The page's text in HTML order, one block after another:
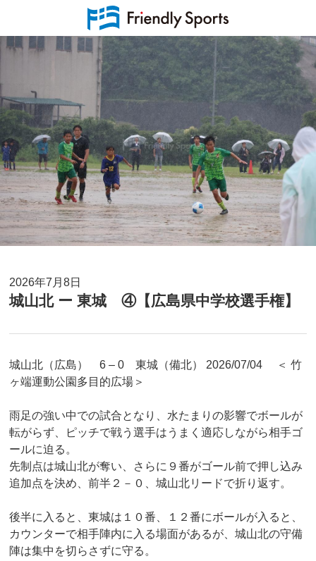
2026年7月8日
城山北 ー 東城 ④【広島県中学校選手権】
城山北（広島） 6 – 0 東城（備北） 2026/07/04 ＜ 竹
ヶ端運動公園多目的広場＞
雨足の強い中での試合となり、水たまりの影響でボールが
転がらず、ピッチで戦う選手はうまく適応しながら相手ゴ
ールに迫る。
先制点は城山北が奪い、さらに９番がゴール前で押し込み
追加点を決め、前半２－０、城山北リードで折り返す。
後半に入ると、東城は１０番、１２番にボールが入ると、
カウンターで相手陣内に入る場面があるが、城山北の守備
陣は集中を切らさずに守る。